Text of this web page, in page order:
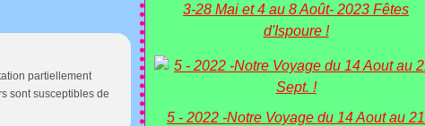
partiellement
sont susceptibles de
3-28 Mai et 4 au 8 Août- 2023 Fêtes
d'Ispoure !
5 - 2022 -Notre Voyage du 14 Aout au 21